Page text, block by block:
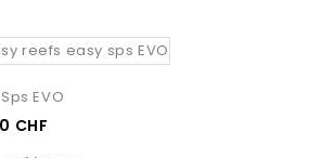
EVO
CHF